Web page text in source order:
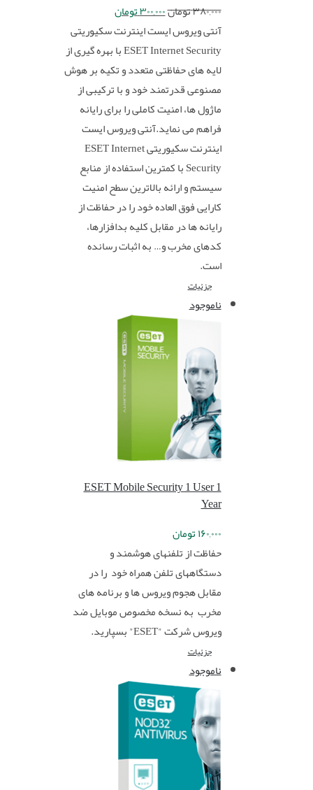
۳۸۰,۰۰۰تومان۳۰۰,۰۰۰تومان
آنتی ویروس ایست اینترنت سکیوریتی
ESET Internet Security با بهره گیری از
لایه های حفاظتی متعدد و تکیه بر هوش
مصنوعی قدرتمند خود و با ترکیبی از
ماژول ها، امنیت کاملی را برای رایانه
فراهم می نماید.آنتی ویروس ایست
اینترنت سکیوریتی ESET Internet
Security با کمترین استفاده از منابع
سیستم و ارائه بالاترین سطح امنیت
کارایی فوق العاده خود را در حفاظت از
رایانه ها در مقابل کلیه بدافزارها،
کدهای مخرب و… به اثبات رسانده
است.
جزئیات
ناموجود
ESET Mobile Security 1 User 1
Year
۱۶۰,۰۰۰تومان
حفاظت از تلفنهای هوشمند و
دستگاههای تلفن همراه خود را در
مقابل هجوم ویروس ها و برنامه های
مخرب به نسخه مخصوص موبایل ضد
ویروس شرکت "ESET" بسپارید.
جزئیات
ناموجود